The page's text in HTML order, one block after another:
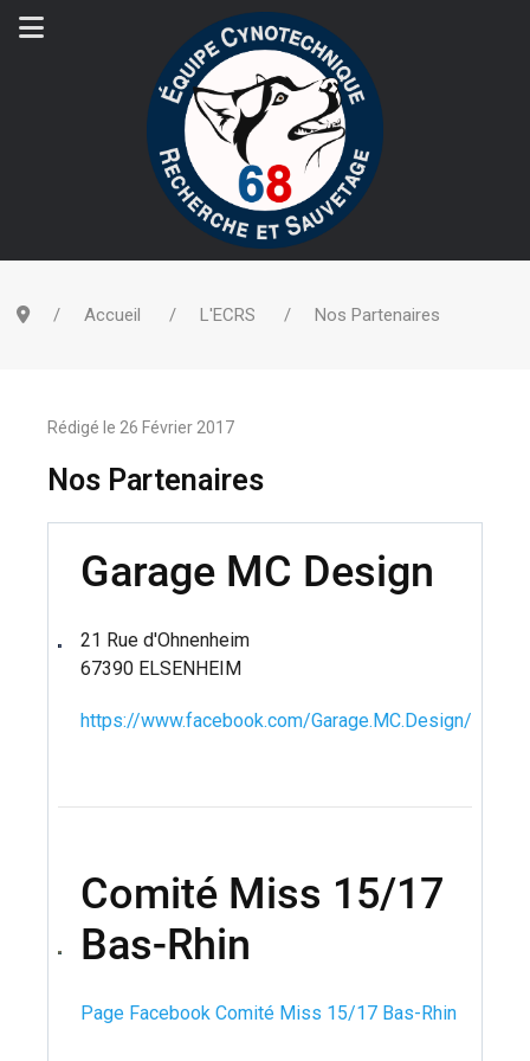
Accueil L'ECRS Nos Partenaires
Rédigé le 26 Février 2017
Nos Partenaires
Garage MC Design
21 Rue d'Ohnenheim
67390 ELSENHEIM
https://www.facebook.com/Garage.MC.Design/
Comité Miss 15/17
Bas-Rhin
Page Facebook Comité Miss 15/17 Bas-Rhin